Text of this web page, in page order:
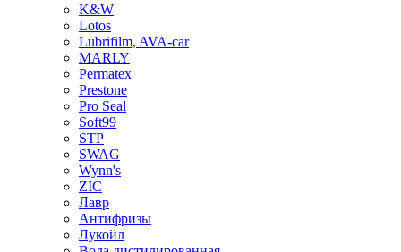
K&W
Lotos
Lubrifilm, AVA-car
MARLY
Permatex
Prestone
Pro Seal
Soft99
STP
SWAG
Wynn's
ZIC
Лавр
Антифризы
Лукойл